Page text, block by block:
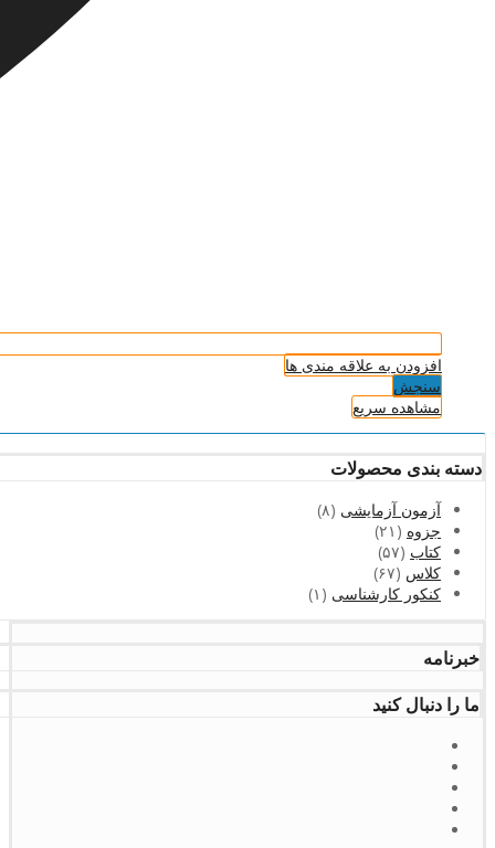
افزودن به علاقه مندی ها
سنجش
مشاهده سریع
دسته بندی محصولات
آزمون آزمایشی (۸)
جزوه (۲۱)
کتاب (۵۷)
کلاس (۶۷)
کنکور کارشناسی (۱)
خبرنامه
ما را دنبال کنید